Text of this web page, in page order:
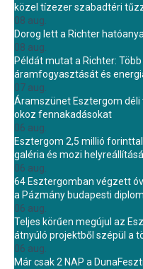
közel tízezer szabadtéri
08 aug.
Dorog lett a Richter
08 aug.
Példát mutat a Richter:
áramfogyasztását és
07 aug.
Áramszünet Esztergom
okoz fennakadásokat
06 aug.
Esztergom 2,5 millió
galéria és mozi
06 aug.
64 Esztergomban végzett
a Pázmány budapesti
06 aug.
Teljes körűen megújul az
átnyúló projektből szépül a
06 aug.
Már csak 2 NAP a